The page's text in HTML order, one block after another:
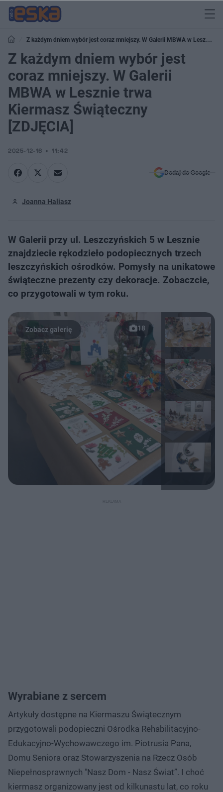
​Z każdym dniem wybór jest coraz mniejszy. W Galerii MBWA w Lesznie
trwa Kiermasz Świąteczny [ZDJĘCIA]
​Z każdym dniem wybór jest
coraz mniejszy. W Galerii
MBWA w Lesznie trwa
Kiermasz Świąteczny
[ZDJĘCIA]
2025-12-16 11:42
Dodaj do Google
Joanna Haliasz
W Galerii przy ul. Leszczyńskich 5 w Lesznie
znajdziecie rękodzieło podopiecznych trzech
leszczyńskich ośrodków. Pomysły na unikatowe
świąteczne prezenty czy dekoracje. Zobaczcie,
co przygotowali w tym roku.
18
Wyrabiane z sercem
Artykuły dostępne na Kiermaszu Świątecznym
przygotowali podopieczni Ośrodka Rehabilitacyjno-
Edukacyjno-Wychowawczego im. Piotrusia Pana,
Domu Seniora oraz Stowarzyszenia na Rzecz Osób
Niepełnosprawnych "Nasz Dom - Nasz Świat”. I choć
kiermasz organizowany jest od kilkunastu lat, co roku